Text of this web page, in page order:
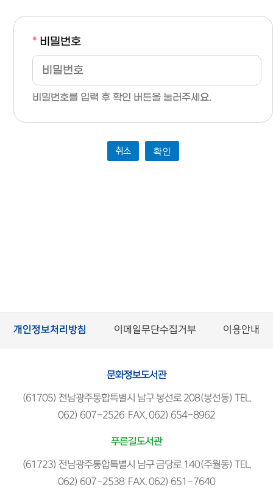
* 비밀번호
비밀번호를 입력 후 확인 버튼을 눌러주세요.
취소 확인
개인정보처리방침 이메일무단수집거부 이용안내
문화정보도서관
(61705) 전남광주통합특별시 남구 봉선로 208(봉선동) TEL.
062) 607-2526 FAX. 062) 654-8962
푸른길도서관
(61723) 전남광주통합특별시 남구 금당로 140(주월동) TEL.
062) 607-2538 FAX. 062) 651-7640